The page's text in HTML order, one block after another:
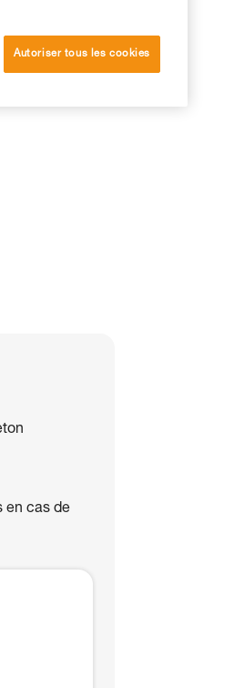
la forme du
en cas de
Autoriser tous les cookies